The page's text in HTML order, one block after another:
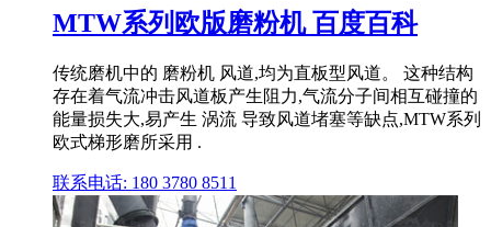
MTW系列欧版磨粉机 百度百科
传统磨机中的 磨粉机 风道,均为直板型风道。 这种结构
存在着气流冲击风道板产生阻力,气流分子间相互碰撞的
能量损失大,易产生 涡流 导致风道堵塞等缺点,MTW系列
欧式梯形磨所采用 .
联系电话: 180 3780 8511